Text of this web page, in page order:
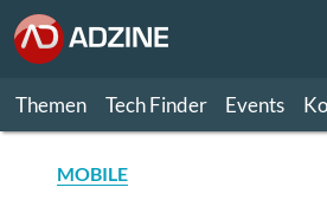
Themen Tech Finder Events
MOBILE